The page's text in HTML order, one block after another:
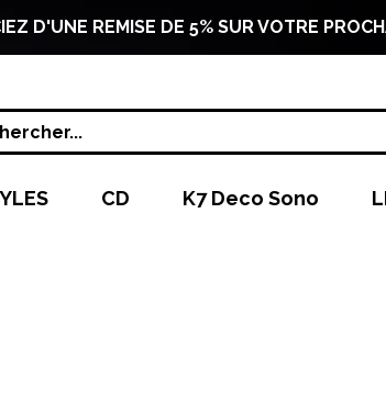
D'UNE REMISE DE 5% SUR VOTRE
CD K7 Deco Sono